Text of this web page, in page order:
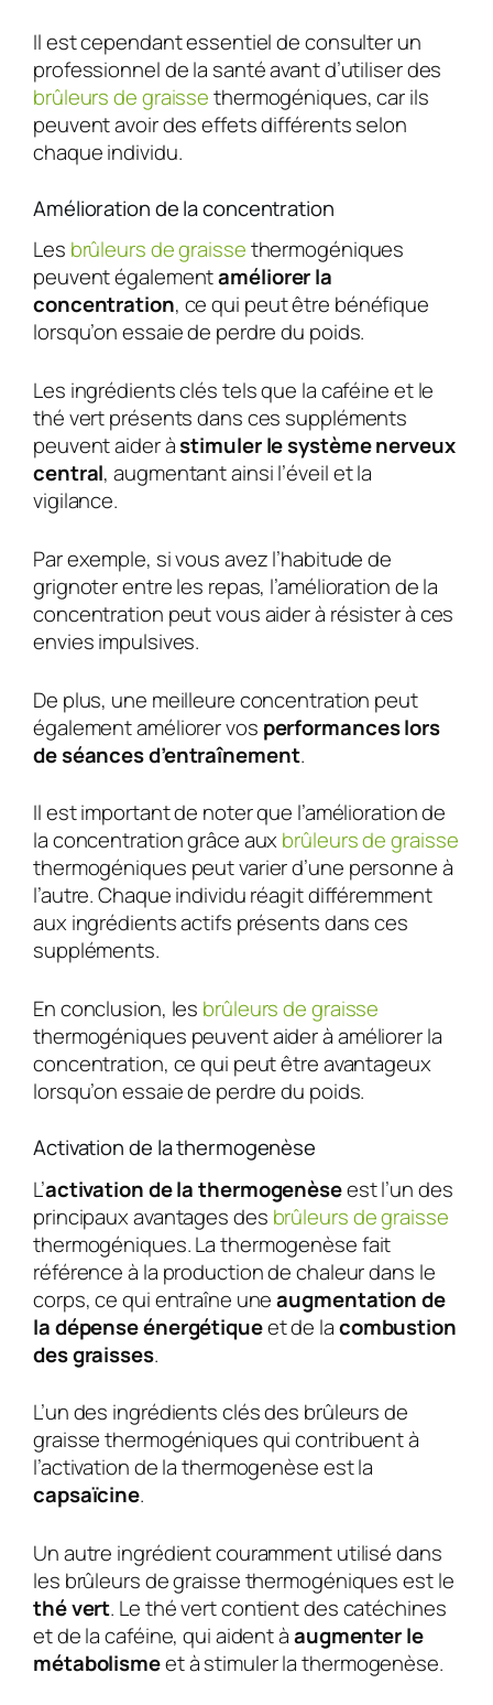
Il est cependant essentiel de consulter un
professionnel de la santé avant d’utiliser des
brûleurs de graissethermogéniques, car ils
peuvent avoir des effets différents selon
chaque individu.
Amélioration de la concentration
Les brûleurs de graissethermogéniques
peuvent égalementaméliorer la
concentration, ce qui peut être bénéfique
lorsqu’on essaie de perdre du poids.
Les ingrédients clés tels que la caféine et le
thé vert présents dans ces suppléments
peuvent aider àstimuler le système nerveux
central, augmentant ainsi l’éveil et la
vigilance.
Par exemple, si vous avez l’habitude de
grignoter entre les repas, l’amélioration de la
concentration peut vous aider à résister à ces
envies impulsives.
De plus, une meilleure concentration peut
également améliorer vos performances lors
de séances d’entraînement.
Il est important de noter que l’amélioration de
la concentration grâce aux brûleurs de graisse
thermogéniques peut varier d’une personne à
l’autre. Chaque individu réagit différemment
aux ingrédients actifs présents dans ces
suppléments.
En conclusion, les brûleurs de graisse
thermogéniques peuvent aider à améliorer la
concentration, ce qui peut être avantageux
lorsqu’on essaie de perdre du poids.
Activation de la thermogenèse
L’activation de la thermogenèseest l’un des
principaux avantages des brûleurs de graisse
thermogéniques. La thermogenèse fait
référence à la production de chaleur dans le
corps, ce qui entraîne uneaugmentation de
la dépense énergétiqueet de lacombustion
des graisses.
L’un des ingrédients clés des brûleurs de
graisse thermogéniques qui contribuent à
l’activation de la thermogenèse est la
capsaïcine.
Un autre ingrédient couramment utilisé dans
les brûleurs de graisse thermogéniques est le
thé vert. Le thé vert contient des catéchines
et de la caféine, qui aident àaugmenter le
métabolismeet à stimuler la thermogenèse.